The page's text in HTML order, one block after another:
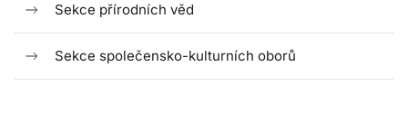
Sekce přírodních věd
Sekce společensko-kulturních oborů